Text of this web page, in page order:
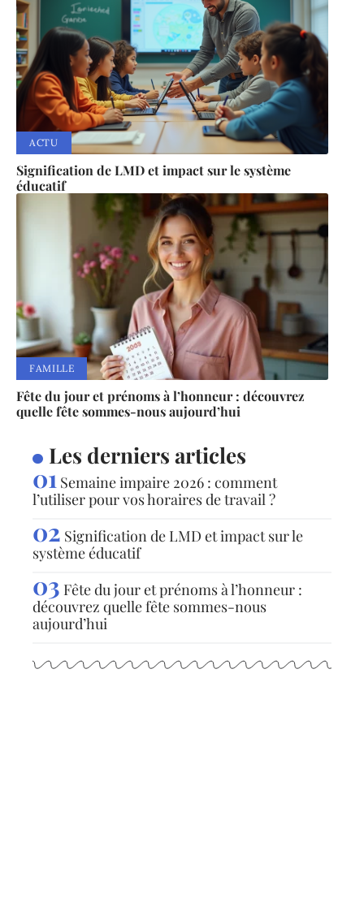
ACTU
Signification de LMD et impact sur le système
éducatif
FAMILLE
Fête du jour et prénoms à l’honneur : découvrez
quelle fête sommes-nous aujourd’hui
Les derniers articles
Semaine impaire 2026 : comment
l’utiliser pour vos horaires de travail ?
Signification de LMD et impact sur le
système éducatif
Fête du jour et prénoms à l’honneur :
découvrez quelle fête sommes-nous
aujourd’hui